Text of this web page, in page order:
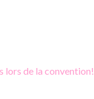
lors de la convention!